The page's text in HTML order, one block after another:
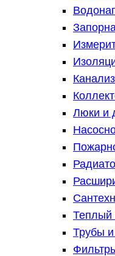
Люки и
Теплый
Трубы и